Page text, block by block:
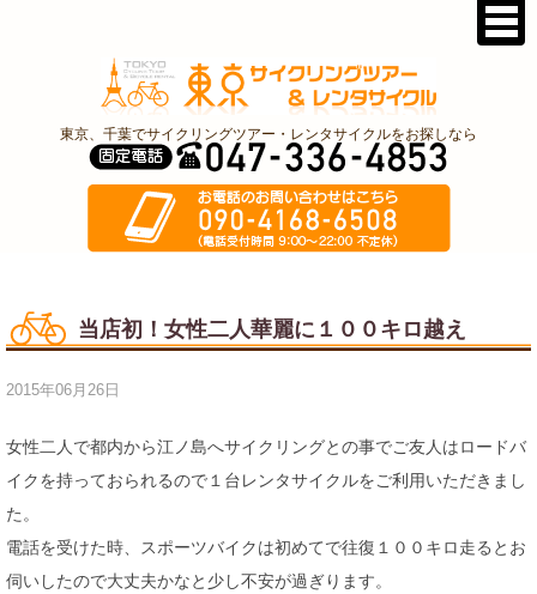
東京、千葉でサイクリングツアー・レンタサイクルをお探しなら
当店初！女性二人華麗に１００キロ越え
2015年06月26日
女性二人で都内から江ノ島へサイクリングとの事でご友人はロードバ
イクを持っておられるので１台レンタサイクルをご利用いただきまし
た。
電話を受けた時、スポーツバイクは初めてで往復１００キロ走るとお
伺いしたので大丈夫かなと少し不安が過ぎります。